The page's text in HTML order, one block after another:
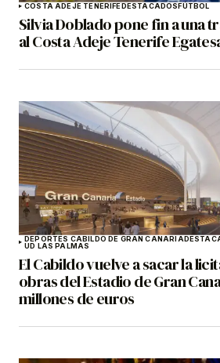
COSTA ADEJE TENERIFEDESTACADOSFÚTBOL
Silvia Doblado pone fin a una
al Costa Adeje Tenerife
DEPORTES CABILDO DE GRAN CANARIA
UD LAS PALMAS
El Cabildo vuelve a sacar la
obras del Estadio de Gran
millones de euros